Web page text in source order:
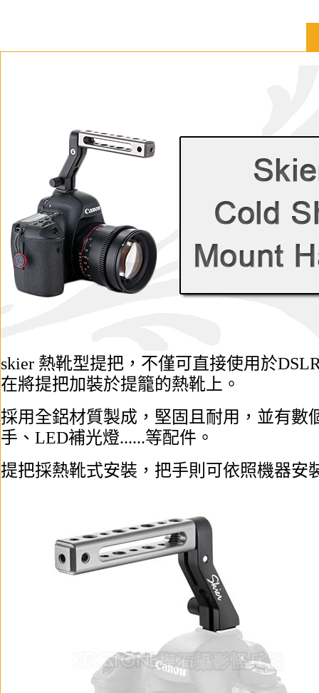
skier 熱靴型提把，不僅可直接使用於
在將提把加裝於提籠的熱靴上。
採用全鋁材質製成，堅固且耐用，並有數
手、LED補光燈......等配件。
提把採熱靴式安裝，把手則可依照機器安